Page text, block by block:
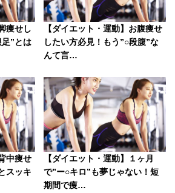
痩せし
”とは
【ダイエット・運動】お腹痩せ
したい方必見！もう”○段腹”な
んて言…
中痩せ
スッキ
【ダイエット・運動】１ヶ月
で”ー○キロ”も夢じゃない！短
期間で痩…